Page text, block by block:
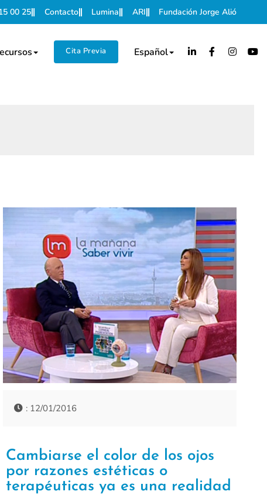
00 25 Contacto Lumina ARI Fundación Jorge Alió
Cita Previa Español
: 12/01/2016
Cambiarse el color de los ojos
por razones estéticas o
terapéuticas ya es una realidad